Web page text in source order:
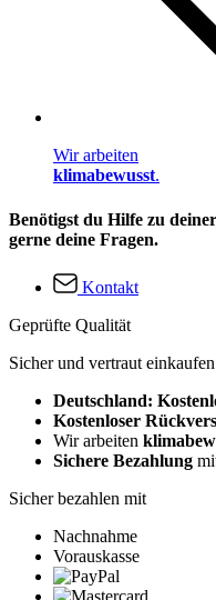
Wir arbeiten
klimabewusst.
Benötigst du Hilfe zu
gerne deine Fragen.
Kontakt
Geprüfte Qualität
Sicher und vertraut einkaufen
Deutschland:
Kostenloser
Wir arbeiten
Sichere Bezahlung
Sicher bezahlen mit
Nachnahme
Vorauskasse